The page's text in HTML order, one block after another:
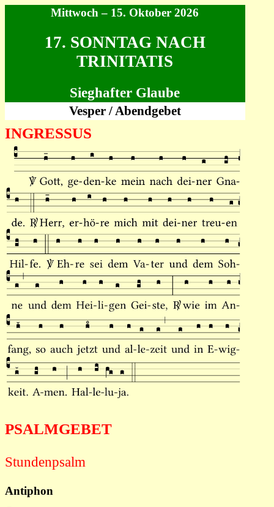
Mittwoch – 15. Oktober 2026
17. SONNTAG NACH
TRINITATIS
Sieghafter Glaube
Vesper / Abendgebet
INGRESSUS
PSALMGEBET
Stundenpsalm
Antiphon